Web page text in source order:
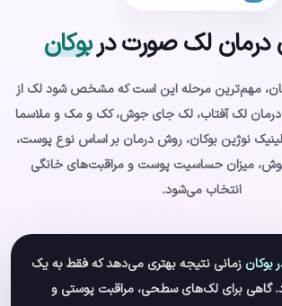
لک صورت دربوکان
مهم‌ترین مرحله این است که مشخص شود لک از
لک آفتاب، لک جای جوش، کک و مک و ملاسما
نوژین بوکان، روش درمان بر اساس نوع پوست،
میزان حساسیت پوست و مراقبت‌های خانگی
انتخاب می‌شود.
بوکان زمانی نتیجه بهتری می‌دهد که فقط به یک
برای لک‌های سطحی، مراقبت پوستی و